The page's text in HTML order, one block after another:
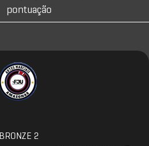
pontuação
BRONZE 2